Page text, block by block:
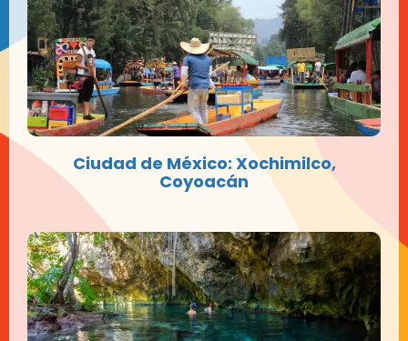
Ciudad de México: Xochimilco,
Coyoacán